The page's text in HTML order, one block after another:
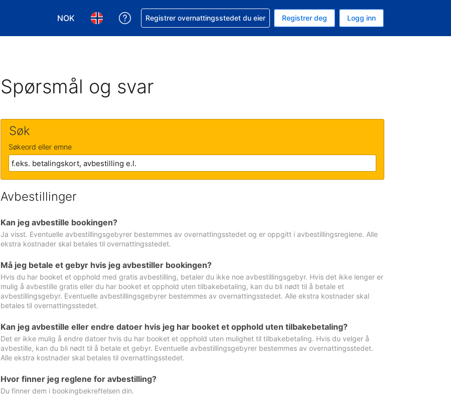
NOK
Velg valuta. Du har valgt Norsk krone som valuta
Velg språk. Du har valgt Norsk som språk
Få hjelp med bookingen din
Registrer overnattingsstedet du eier Registrer deg Logg inn
Spørsmål og svar
Søk
Søkeord eller emne
Avbestillinger
Kan jeg avbestille bookingen?
Ja visst. Eventuelle avbestillingsgebyrer bestemmes av overnattingsstedet og er oppgitt i avbestillingsreglene. Alle
ekstra kostnader skal betales til overnattingsstedet.
Må jeg betale et gebyr hvis jeg avbestiller bookingen?
Hvis du har booket et opphold med gratis avbestilling, betaler du ikke noe avbestillingsgebyr. Hvis det ikke lenger er
mulig å avbestille gratis eller du har booket et opphold uten tilbakebetaling, kan du bli nødt til å betale et
avbestillingsgebyr. Eventuelle avbestillingsgebyrer bestemmes av overnattingsstedet. Alle ekstra kostnader skal
betales til overnattingsstedet.
Kan jeg avbestille eller endre datoer hvis jeg har booket et opphold uten tilbakebetaling?
Det er ikke mulig å endre datoer hvis du har booket et opphold uten mulighet til tilbakebetaling. Hvis du velger å
avbestille, kan du bli nødt til å betale et gebyr. Eventuelle avbestillingsgebyrer bestemmes av overnattingsstedet.
Alle ekstra kostnader skal betales til overnattingsstedet.
Hvor finner jeg reglene for avbestilling?
Du finner dem i bookingbekreftelsen din.